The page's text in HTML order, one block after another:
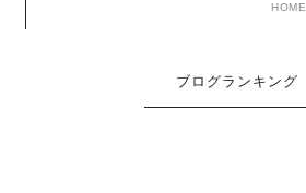
HOME
ブログランキング